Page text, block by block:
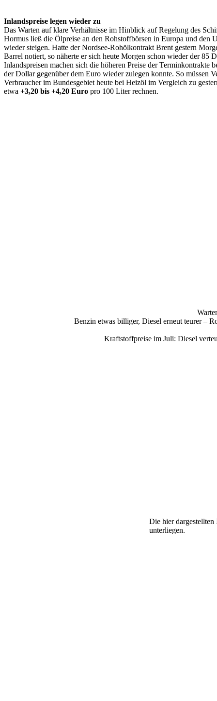
Inlandspreise legen wieder zu
Das Warten auf klare Verhältnisse im Hinblick auf Regelung des
Hormus ließ die Ölpreise an den Rohstoffbörsen in Europa und den
wieder steigen. Hatte der Nordsee-Rohölkontrakt Brent gestern
Barrel notiert, so näherte er sich heute Morgen schon wieder der 85
Inlandspreisen machen sich die höheren Preise der Terminkontrakte
der Dollar gegenüber dem Euro wieder zulegen konnte. So müssen
Verbraucher im Bundesgebiet heute bei Heizöl im Vergleich zu
etwa +3,20 bis +4,20 Euro pro 100 Liter rechnen.
Benzin etwas billiger, Diesel erneut teurer –
Kraftstoffpreise im Juli: Diesel
Die hier
unterliegen.